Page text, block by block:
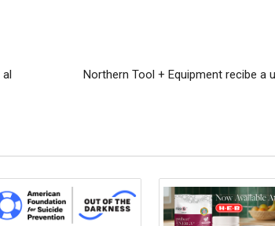
Northern Tool + Equipment recibe